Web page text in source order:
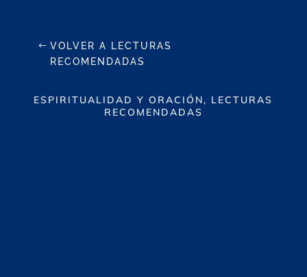
VOLVER A LECTURAS
RECOMENDADAS
ESPIRITUALIDAD Y ORACIÓN, LECTURAS
RECOMENDADAS